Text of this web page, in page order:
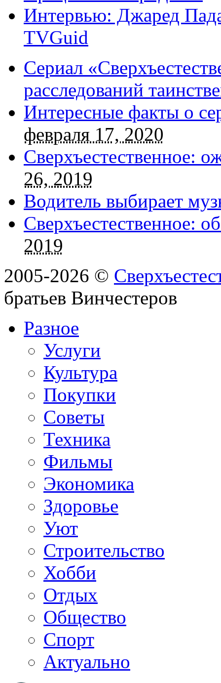
Интервью: Джаред
TVGuid
Сериал
расследований
Интересные факты о
февраля 17, 2020
Сверхъестественное:
26, 2019
Водитель выбирает
Сверхъестественное:
2019
2005-2026 ©
братьев Винчестеров
Разное
Услуги
Культура
Покупки
Советы
Техника
Фильмы
Экономика
Здоровье
Уют
Строительство
Хобби
Отдых
Общество
Спорт
Актуально